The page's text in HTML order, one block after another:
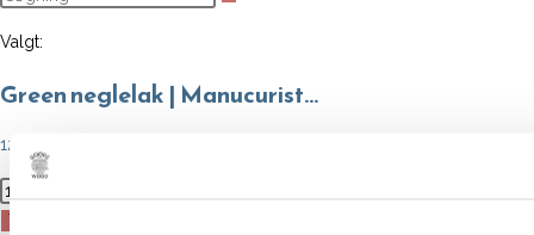
Valgt:
Green neglelak | Manucurist…
125,00
Green
neglelak
Tilføj til kurv